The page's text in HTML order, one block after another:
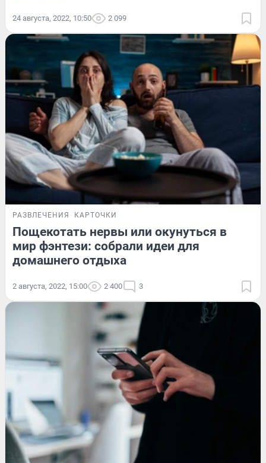
24 августа, 2022, 10:50 2 099
РАЗВЛЕЧЕНИЯ КАРТОЧКИ
Пощекотать нервы или окунуться в
мир фэнтези: собрали идеи для
домашнего отдыха
2 августа, 2022, 15:00 2 400 3